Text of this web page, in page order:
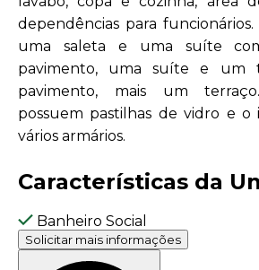
dependências para funcionários.
uma saleta e uma suíte
pavimento, uma suíte e um
pavimento, mais um
possuem pastilhas de vidro e o
vários armários.
Características da
Banheiro Social
Solicitar mais informações